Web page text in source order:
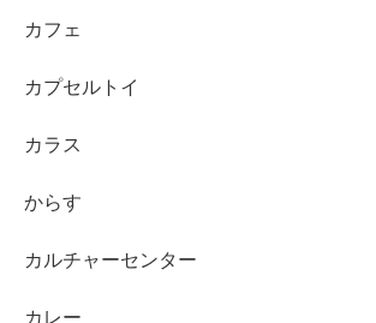
カフェ
カプセルトイ
カラス
からす
カルチャーセンター
カレー